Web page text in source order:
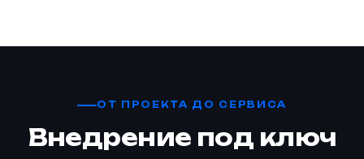
ОТ ПРОЕКТА ДО СЕРВИСА
Внедрение под ключ